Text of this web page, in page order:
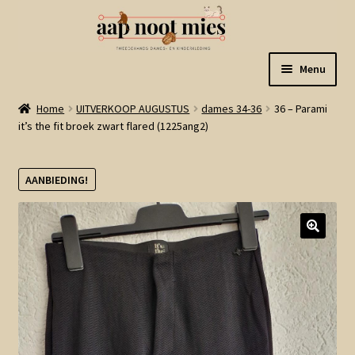
naar
navigatie
de
inhoud
Menu
Welkom
Winkel
Mijn account
Winkelmand
Linkjes
Home UITVERKOOP AUGUSTUS dames 34-36
36 – Parami
it’s the fit broek zwart flared (1225ang2)
AANBIEDING!